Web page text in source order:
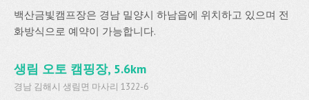
백산금빛캠프장은 경남 밀양시 하남읍에 위치하고 있으며 전
화방식으로 예약이 가능합니다.
생림 오토 캠핑장, 5.6km
경남 김해시 생림면 마사리 1322-6